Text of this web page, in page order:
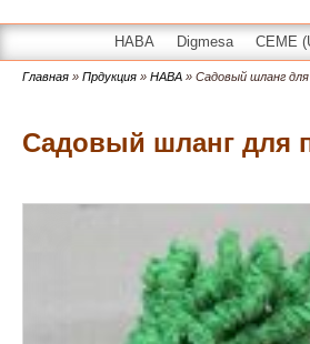
HABA Digmesa CEME
Главная » Прдукция » HABA » Садовый шланг
Садовый шланг для